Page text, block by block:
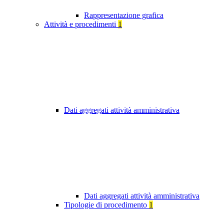
Rappresentazione grafica
Attività e procedimenti 1
Dati aggregati attività amministrativa
Dati aggregati attività amministrativa
Tipologie di procedimento 1